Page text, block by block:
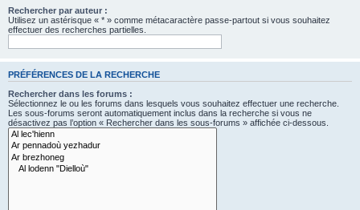
Rechercher par auteur :
Utilisez un astérisque « * » comme métacaractère passe-partout si vous souhaitez
effectuer des recherches partielles.
PRÉFÉRENCES DE LA RECHERCHE
Rechercher dans les forums :
Sélectionnez le ou les forums dans lesquels vous souhaitez effectuer une recherche.
Les sous-forums seront automatiquement inclus dans la recherche si vous ne
désactivez pas l’option « Rechercher dans les sous-forums » affichée ci-dessous.